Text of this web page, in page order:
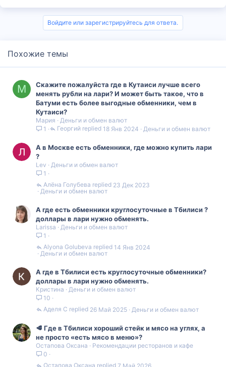
Войдите или зарегистрируйтесь для ответа.
Похожие темы
М
Скажите пожалуйста где в Кутаиси лучше всего
менять рубли на лари? И может быть такое, что в
Батуми есть более выгодные обменники, чем в
Кутаиси?
Мария
Деньги и обмен валют
1
Деньги и обмен валют
18 Янв 2024
Георгий
А в Москве есть обменники, где можно купить лари
?
Lev
Деньги и обмен валют
1
Деньги и обмен валют
23 Дек 2023
Алëна Голубева
А где есть обменники круглосуточные в Тбилиси ?
доллары в лари нужно обменять.
Larissa
Деньги и обмен валют
1
Деньги и обмен валют
14 Янв 2024
Alyona Golubeva
А где в Тбилиси есть круглосуточные обменники?
доллары в лари нужно обменять.
Кристина
Деньги и обмен валют
10
Деньги и обмен валют
26 Май 2025
Аделя С
🥩 Где в Тбилиси хороший стейк и мясо на углях, а
не просто «есть мясо в меню»?
Остапова Оксана
Рекомендации ресторанов и кафе
0
Остапова Оксана